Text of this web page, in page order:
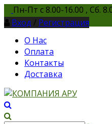
Пн-Пт с 8.00-16.00 , Сб.
Вход / Регистрация
О Нас
Оплата
Контакты
Доставка